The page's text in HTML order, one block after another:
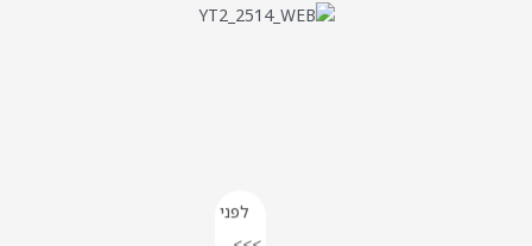
לפני